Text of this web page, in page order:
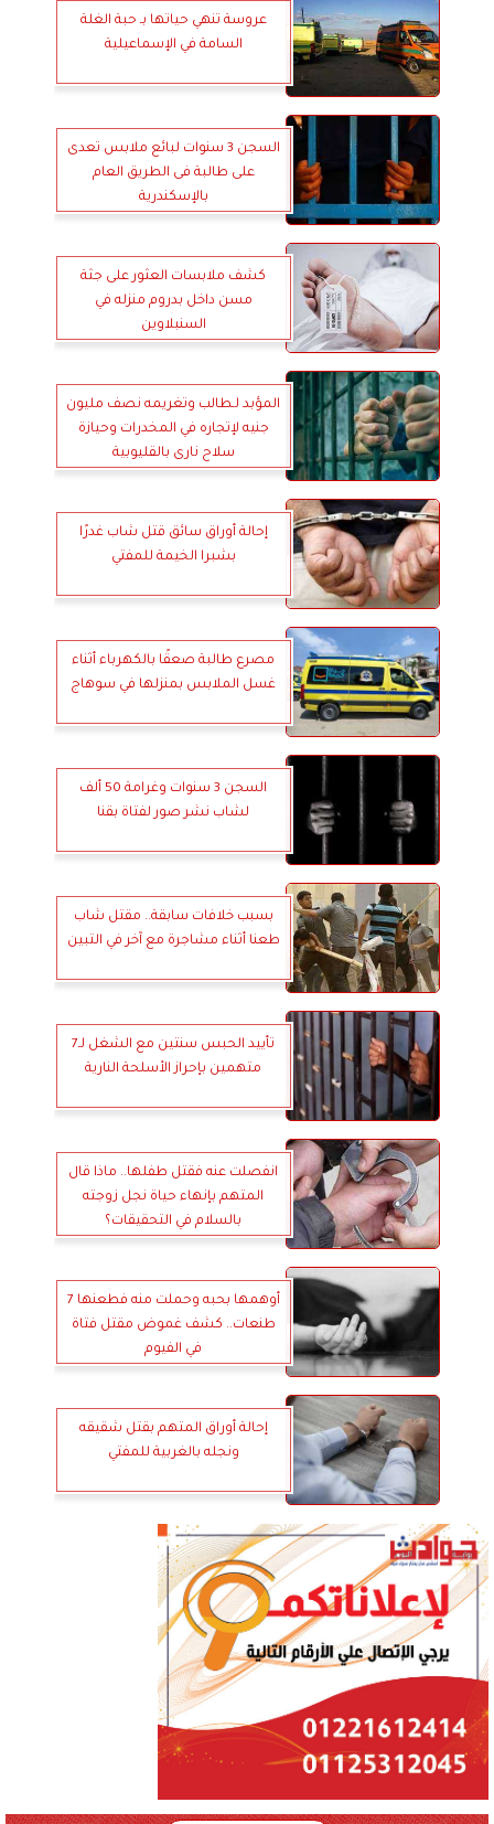
عروسة تنهي حياتها بـ حبة الغلة
السامة في الإسماعيلية
السجن 3 سنوات لبائع ملابس تعدى
على طالبة فى الطريق العام
بالإسكندرية
كشف ملابسات العثور على جثة
مسن داخل بدروم منزله في
السنبلاوين
المؤبد لـطالب وتغريمه نصف مليون
جنيه لإتجاره في المخدرات وحيازة
سلاح نارى بالقليوبية
إحالة أوراق سائق قتل شاب غدرًا
بشبرا الخيمة للمفتي
مصرع طالبة صعقًا بالكهرباء أثناء
غسل الملابس بمنزلها في سوهاج
السجن 3 سنوات وغرامة 50 ألف
لشاب نشر صور لفتاة بقنا
بسبب خلافات سابقة.. مقتل شاب
طعنا أثناء مشاجرة مع آخر في التبين
تأييد الحبس سنتين مع الشغل لـ7
متهمين بإحراز الأسلحة النارية
انفصلت عنه فقتل طفلها.. ماذا قال
المتهم بإنهاء حياة نجل زوجته
بالسلام في التحقيقات؟
أوهمها بحبه وحملت منه فطعنها 7
طنعات.. كشف غموض مقتل فتاة
في الفيوم
إحالة أوراق المتهم بقتل شقيقه
ونجله بالغربية للمفتي